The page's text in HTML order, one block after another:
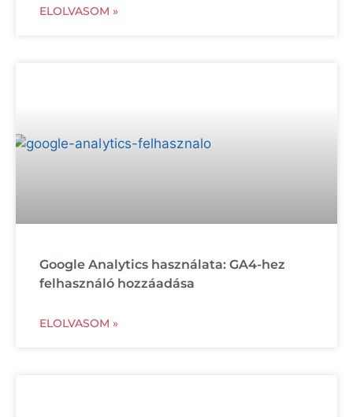
ELOLVASOM »
Google Analytics használata: GA4-hez
felhasználó hozzáadása
ELOLVASOM »